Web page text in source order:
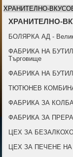
ХРАНИТЕЛНО-
ХРАНИТЕЛНО-
БОЛЯРКА АД -
ФАБРИКА НА
Търговище
ФАБРИКА НА
ТЮТЮНЕВ
ФАБРИКА ЗА
ФАБРИКА ЗА
ЦЕХ ЗА
ЦЕХ ЗА ПЕЧЕНЕ НА